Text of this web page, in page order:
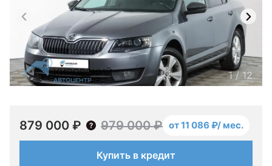
1/ 12
879 000 ₽ 979 000 ₽ от 11 086 ₽/ мес.
Купить в кредит